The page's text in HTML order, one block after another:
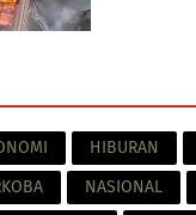
HIBURAN
NASIONAL